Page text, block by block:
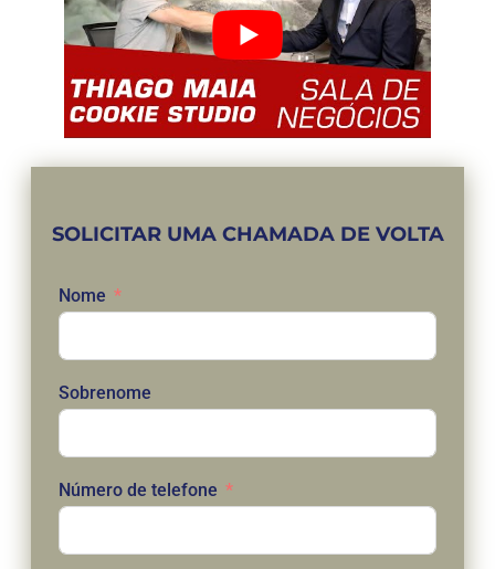
SOLICITAR UMA CHAMADA DE VOLTA
Nome
Sobrenome
Número de telefone